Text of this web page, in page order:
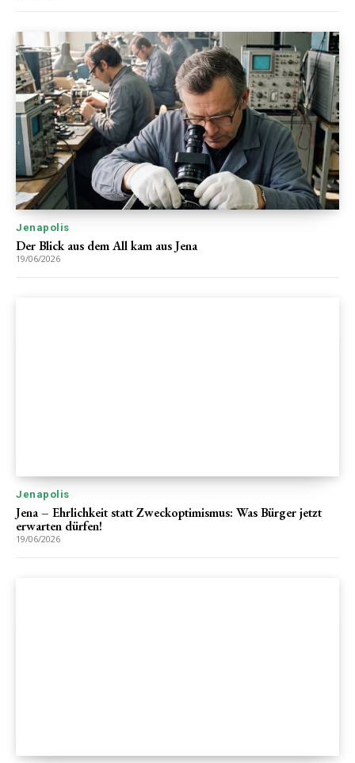
Jenapolis
Der Blick aus dem All kam aus Jena
19/06/2026
Jenapolis
Jena – Ehrlichkeit statt Zweckoptimismus: Was Bürger jetzt
erwarten dürfen!
19/06/2026